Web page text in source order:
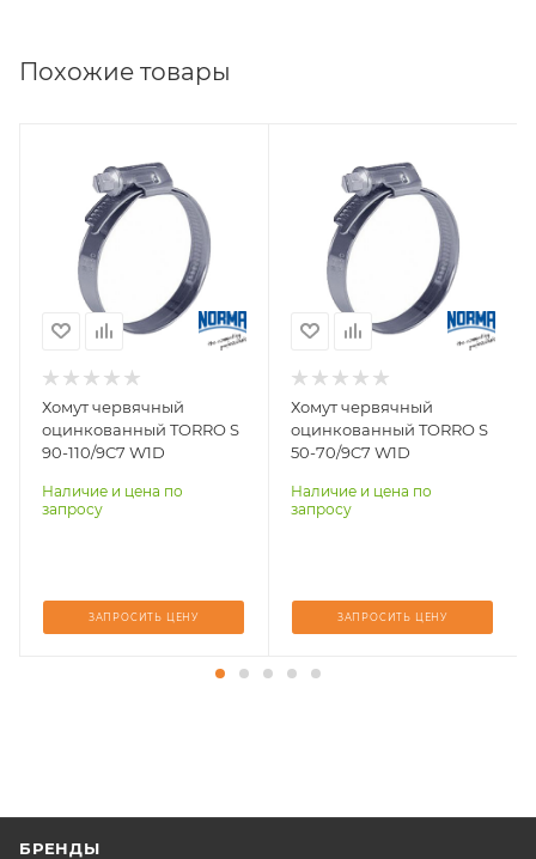
Похожие товары
Хомут червячный
оцинкованный TORRO S
90-110/9C7 W1D
Наличие и цена по
запросу
ЗАПРОСИТЬ ЦЕНУ
Хомут червячный
оцинкованный TORRO S
50-70/9C7 W1D
Наличие и цена по
запросу
ЗАПРОСИТЬ ЦЕНУ
БРЕНДЫ